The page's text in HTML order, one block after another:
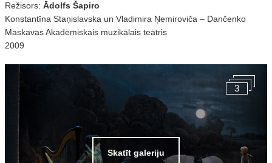
Režisors: Ādolfs Šapiro
Konstantīna Staņislavska un Vladimira Ņemiroviča – Dančenko
Maskavas Akadēmiskais muzikālais teātris
2009
3
Skatīt galeriju